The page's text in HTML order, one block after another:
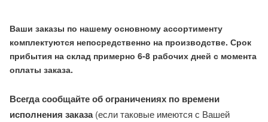
Ваши заказы по нашему основному ассортименту
комплектуются непосредственно на производстве. Срок
прибытия на склад примерно 6-8 рабочих дней с момента
оплаты заказа.
Всегда сообщайте об ограничениях по времени
исполнения заказа(если таковые имеются с Вашей